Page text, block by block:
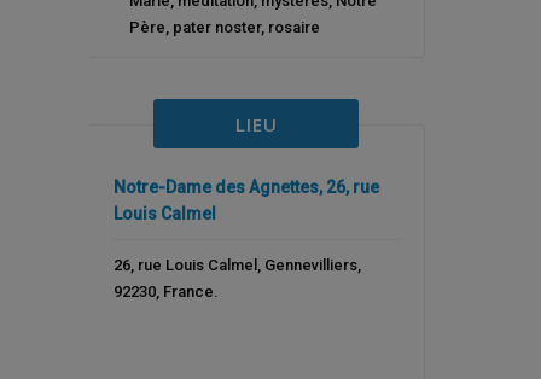
Père pater noster, rosaire
LIEU
Notre-Dame des Agnettes, 26, rue
Louis Calmel
26, rue Louis Calmel, Gennevilliers,
92230, France